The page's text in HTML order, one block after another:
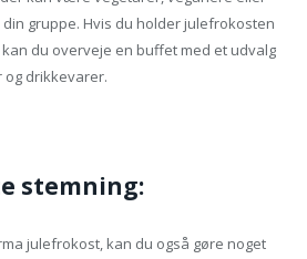
gruppe. Hvis du holder julefrokosten
du overveje en buffet med et udvalg
drikkevarer.
stemning:
julefrokost, kan du også gøre noget